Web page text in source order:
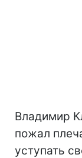
Владимир
пожал
уступать